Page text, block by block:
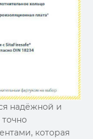
надёжной и
которая